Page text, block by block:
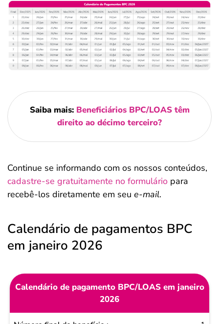
Saiba mais: Beneficiários BPC/LOAS têm
direito ao décimo terceiro?
Continue se informando com os nossos conteúdos,
cadastre-se gratuitamente no formulário para
recebê-los diretamente em seu e-mail.
Calendário de pagamentos BPC
em janeiro 2026
Calendário de pagamento BPC/LOAS em janeiro
2026